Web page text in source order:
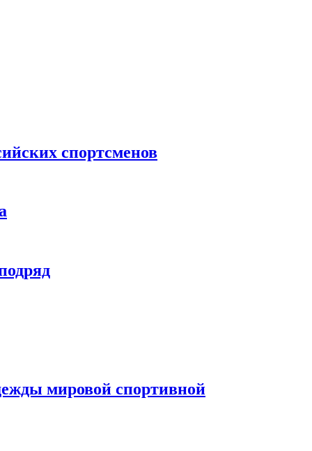
спортсменов
мировой спортивной